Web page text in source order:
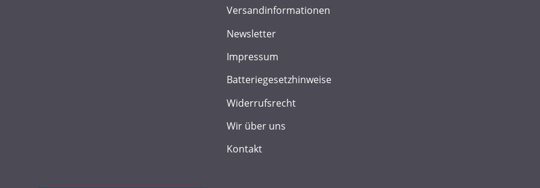
Versandinformationen
Newsletter
Impressum
Batteriegesetzhinweise
Widerrufsrecht
Wir über uns
Kontakt